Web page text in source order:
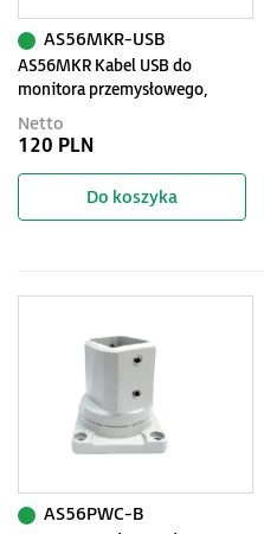
AS56MKR Kabel USB do
monitora przemysłowego,
długość 2m
AS56MKR-USB
Netto
120 PLN
Do koszyka
AS56PWC-B